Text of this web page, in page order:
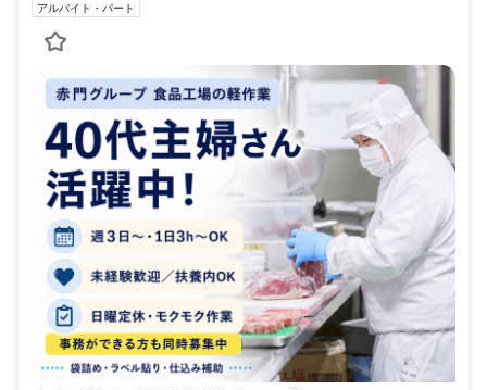
アルバイト・パート